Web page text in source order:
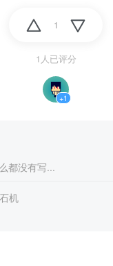
1
1人已评分
+1
都没有写...
机